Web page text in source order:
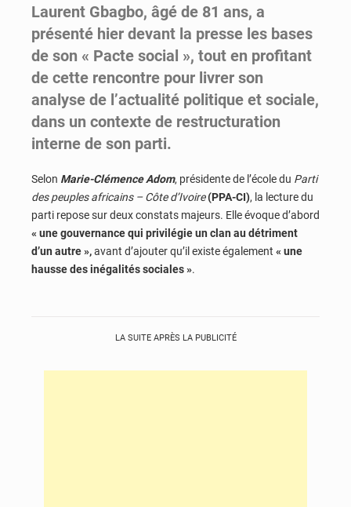
Laurent Gbagbo, âgé de 81 ans, a
présenté hier devant la presse les bases
de son « Pacte social », tout en profitant
de cette rencontre pour livrer son
analyse de l’actualité politique et sociale,
dans un contexte de restructuration
interne de son parti.
Selon Marie-Clémence Adom, présidente de l’école du Parti
des peuples africains – Côte d’Ivoire(PPA-CI), la lecture du
parti repose sur deux constats majeurs. Elle évoque d’abord
« une gouvernance qui privilégie un clan au détriment
d’un autre »,avant d’ajouter qu’il existe également « une
hausse des inégalités sociales ».
LA SUITE APRÈS LA PUBLICITÉ